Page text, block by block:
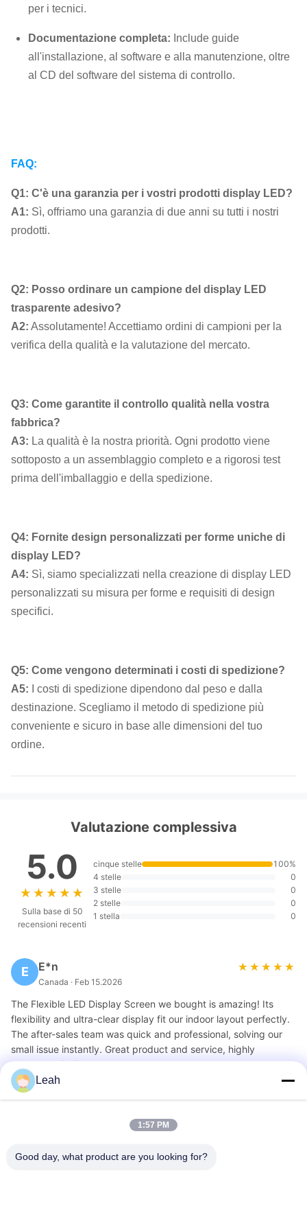
per i tecnici.
Documentazione completa: Include guide
all'installazione, al software e alla manutenzione, oltre
al CD del software del sistema di controllo.
FAQ:
Q1: C'è una garanzia per i vostri prodotti display LED?
A1: Sì, offriamo una garanzia di due anni su tutti i nostri
prodotti.
Q2: Posso ordinare un campione del display LED
trasparente adesivo?
A2: Assolutamente! Accettiamo ordini di campioni per la
verifica della qualità e la valutazione del mercato.
Q3: Come garantite il controllo qualità nella vostra
fabbrica?
A3: La qualità è la nostra priorità. Ogni prodotto viene
sottoposto a un assemblaggio completo e a rigorosi test
prima dell'imballaggio e della spedizione.
Q4: Fornite design personalizzati per forme uniche di
display LED?
A4: Sì, siamo specializzati nella creazione di display LED
personalizzati su misura per forme e requisiti di design
specifici.
Q5: Come vengono determinati i costi di spedizione?
A5: I costi di spedizione dipendono dal peso e dalla
destinazione. Scegliamo il metodo di spedizione più
conveniente e sicuro in base alle dimensioni del tuo
ordine.
Valutazione complessiva
5.0
★★★★★
★★★★★
Sulla base di 50
recensioni recenti
cinque stelle
100%
4 stelle
0
3 stelle
0
2 stelle
0
1 stella
0
E E*n
Canada · Feb 15.2026
★★★★★
★★★★★
The Flexible LED Display Screen we bought is amazing! Its
flexibility and ultra-clear display fit our indoor layout perfectly.
The after-sales team was quick and professional, solving our
small issue instantly. Great product and service, highly
recommended!
Leah
1:57 PM
Good day, what product are you looking for?